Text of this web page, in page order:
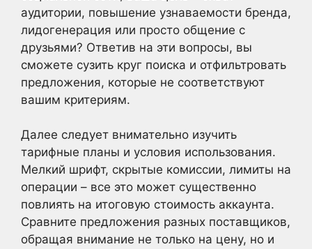
аудитории, повышение узнаваемости бренда,
лидогенерация или просто общение с
друзьями? Ответив на эти вопросы, вы
сможете сузить круг поиска и отфильтровать
предложения, которые не соответствуют
вашим критериям.
Далее следует внимательно изучить
тарифные планы и условия использования.
Мелкий шрифт, скрытые комиссии, лимиты на
операции – все это может существенно
повлиять на итоговую стоимость аккаунта.
Сравните предложения разных поставщиков,
обращая внимание не только на цену, но и